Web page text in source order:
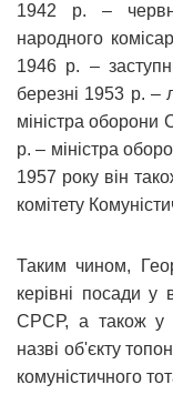
1942 р. –
народного
1946 р. –
березні 1953 р. –
міністра
р. – міністра
1957 року він
комітету
Таким чином,
керівні посади у
СРСР, а також у
назві об'єкту
комуністичного